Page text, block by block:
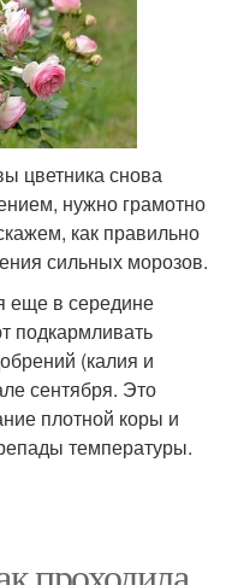
цветника снова
нужно грамотно
как правильно
сильных морозов.
еще в середине
подкармливать
(калия и
сентября. Это
плотной коры и
температуры.